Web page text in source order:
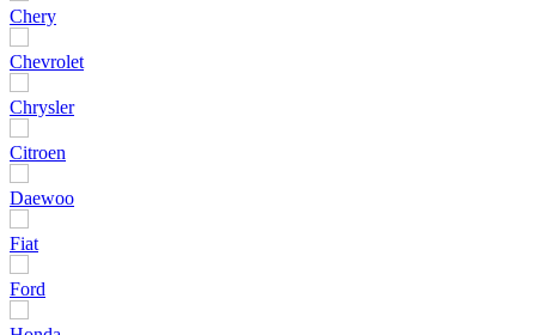
Chery
Chevrolet
Chrysler
Citroen
Daewoo
Fiat
Ford